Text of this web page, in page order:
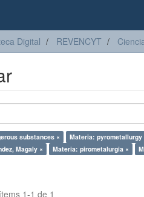
Digital REVENCYT
substances × Materia: pyrometallurgy
Magaly ×
Materia: pirometalurgia ×
1-1 de 1